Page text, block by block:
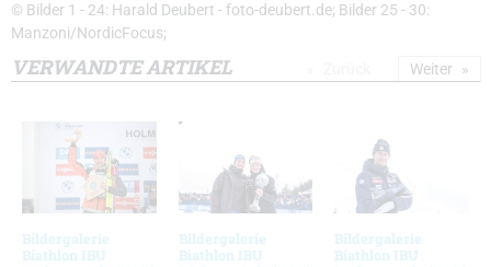
© Bilder 1 - 24: Harald Deubert - foto-deubert.de; Bilder 25 - 30:
Manzoni/NordicFocus;
VERWANDTE ARTIKEL
Bildergalerie
Biathlon IBU
Bildergalerie
Biathlon IBU
Bildergalerie
Biathlon IBU
Weiter